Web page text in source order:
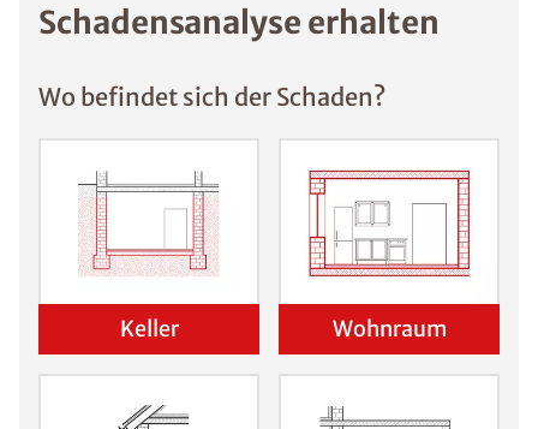
Schadensanalyse erhalten
Wo befindet sich der Schaden?
Keller Wohnraum